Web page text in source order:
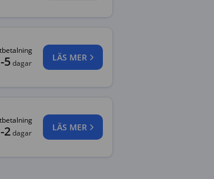
Utbetalning
5dagar LÄS MER
Utbetalning
2dagar LÄS MER